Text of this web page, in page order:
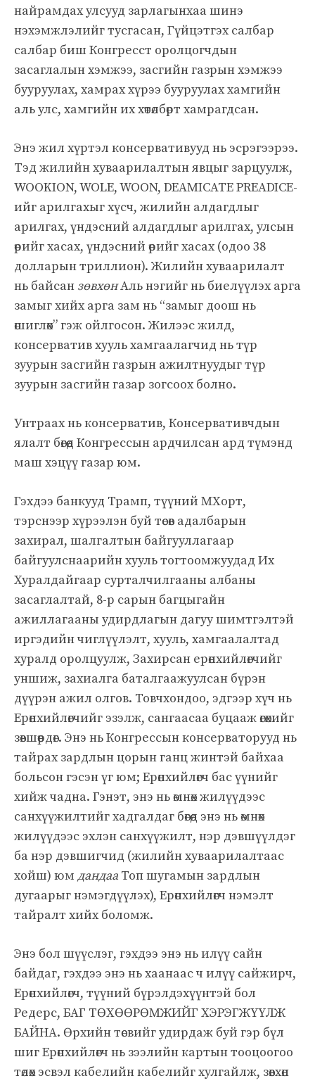
найрамдах улсууд зарлагынхаа шинэ
нэхэмжлэлийг тусгасан, Гүйцэтгэх салбар
салбар биш Конгресст оролцогчдын
засаглалын хэмжээ, засгийн газрын хэмжээ
бууруулах, хамрах хүрээ бууруулах хамгийн
аль улс, хамгийн их хөтөлбөрт хамрагдсан.
Энэ жил хүртэл консервативууд нь эсрэгээрээ.
Тэд жилийн хуваарилалтын явцыг зарцуулж,
WOOKION, WOLE, WOON, DEAMICATE PREADICE-
ийг арилгахыг хүсч, жилийн алдагдлыг
арилгах, үндэсний алдагдлыг арилгах, улсын
өрийг хасах, үндэсний өрийг хасах (одоо 38
долларын триллион). Жилийн хуваарилалт
нь байсан зөвхөнАль нэгийг нь биелүүлэх арга
замыг хийх арга зам нь “замыг доош нь
өшиглөх” гэж ойлгосон. Жилээс жилд,
консерватив хууль хамгаалагчид нь түр
зуурын засгийн газрын ажилтнуудыг түр
зуурын засгийн газар зогсоох болно.
Унтраах нь консерватив, Консервативчдын
ялалт бөгөөд Конгрессын ардчилсан ард түмэнд
маш хэцүү газар юм.
Гэхдээ банкууд Трамп, түүний МХорт,
тэрснээр хүрээлэн буй төсөв адалбарын
захирал, шалгалтын байгууллагаар
байгуулснаарийн хууль тогтоомжуудад Их
Хуралдайгаар сурталчилгааны албаны
засаглалтай, 8-р сарын багцыгайн
ажиллагааны удирдлагын дагуу шимтгэлтэй
иргэдийн чиглүүлэлт, хууль, хамгаалалтад
хуралд оролцуулж, Захирсан ерөнхийлөгчийг
уншиж, захиалга баталгаажуулсан бүрэн
дүүрэн ажил олгов. Товчхондоо, эдгээр хүч нь
Ерөнхийлөгчийг эзэлж, сангаасаа буцааж өгөхийг
зөвшөөрдөг. Энэ нь Конгрессын консерваторууд нь
тайрах зардлын цорын ганц жинтэй байхаа
больсон гэсэн үг юм; Ерөнхийлөгч бас үүнийг
хийж чадна. Гэнэт, энэ нь өмнөх жилүүдээс
санхүүжилтийг хадгалдаг бөгөөд энэ нь өмнөх
жилүүдээс эхлэн санхүүжилт, нэр дэвшүүлдэг
ба нэр дэвшигчид (жилийн хуваарилалтаас
хойш) юм дандаа Топ шугамын зардлын
дугаарыг нэмэгдүүлэх), Ерөнхийлөгч нэмэлт
тайралт хийх боломж.
Энэ бол шүүслэг, гэхдээ энэ нь илүү сайн
байдаг, гэхдээ энэ нь хаанаас ч илүү сайжирч,
Ерөнхийлөгч, түүний бүрэлдэхүүнтэй бол
Редерс, БАГ ТӨХӨӨРӨМЖИЙГ ХЭРЭГЖҮҮЛЖ
БАЙНА. Өрхийн төсвийг удирдаж буй гэр бүл
шиг Ерөнхийлөгч нь зээлийн картын тооцоогоо
төлөх эсвэл кабелийн кабелийг хулгайлж, зөвхөн